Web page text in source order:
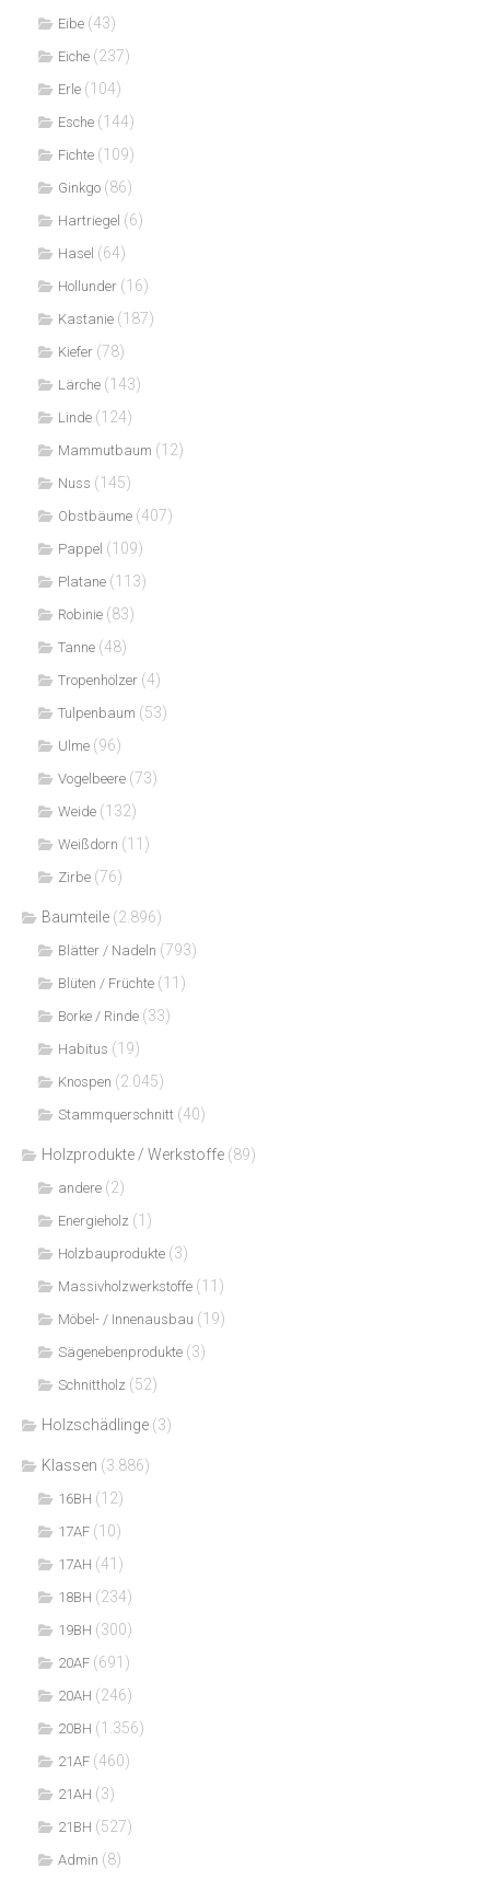
Eibe (43)
Eiche (237)
Erle (104)
Esche (144)
Fichte (109)
Ginkgo (86)
Hartriegel (6)
Hasel (64)
Hollunder (16)
Kastanie (187)
Kiefer (78)
Lärche (143)
Linde (124)
Mammutbaum (12)
Nuss (145)
Obstbäume (407)
Pappel (109)
Platane (113)
Robinie (83)
Tanne (48)
Tropenhölzer (4)
Tulpenbaum (53)
Ulme (96)
Vogelbeere (73)
Weide (132)
Weißdorn (11)
Zirbe (76)
Baumteile (2.896)
Blätter / Nadeln (793)
Blüten / Früchte (11)
Borke / Rinde (33)
Habitus (19)
Knospen (2.045)
Stammquerschnitt (40)
Holzprodukte / Werkstoffe (89)
andere (2)
Energieholz (1)
Holzbauprodukte (3)
Massivholzwerkstoffe (11)
Möbel- / Innenausbau (19)
Sägenebenprodukte (3)
Schnittholz (52)
Holzschädlinge (3)
Klassen (3.886)
16BH (12)
17AF (10)
17AH (41)
18BH (234)
19BH (300)
20AF (691)
20AH (246)
20BH (1.356)
21AF (460)
21AH (3)
21BH (527)
Admin (8)